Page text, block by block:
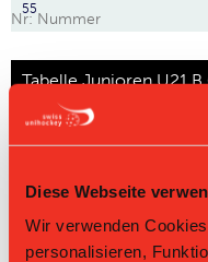
Diese Webseite
Wir verwenden
personalisieren,
55
Nr: Nummer
Tabelle Junioren U21
Rg. Team Sp
1 Fribourg 18